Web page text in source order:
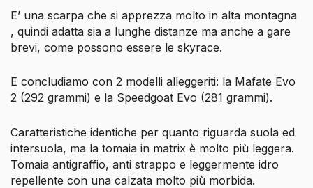
E’ una scarpa che si apprezza molto in alta montagna
, quindi adatta sia a lunghe distanze ma anche a gare
brevi, come possono essere le skyrace.
E concludiamo con 2 modelli alleggeriti: la Mafate Evo
2 (292 grammi) e la Speedgoat Evo (281 grammi).
Caratteristiche identiche per quanto riguarda suola ed
intersuola, ma la tomaia in matrix è molto più leggera.
Tomaia antigraffio, anti strappo e leggermente idro
repellente con una calzata molto più morbida.